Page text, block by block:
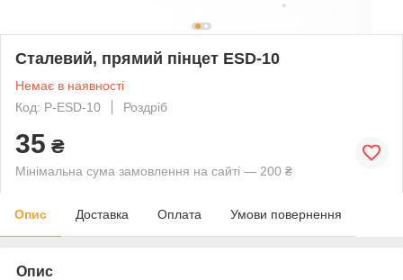
Сталевий, прямий пінцет ESD-10
Немає в наявності
Код: P-ESD-10
Роздріб
35 ₴
Мінімальна сума замовлення на сайті — 200 ₴
Опис Доставка Оплата Умови повернення
Опис